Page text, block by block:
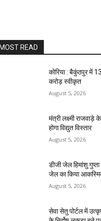
READ
कोरिया : बैकुंठपुर में
करोड़ स्वीकृत
August 5, 2026
मंत्री लक्ष्मी राजवाड़े
होगा विद्युत विस्तार
August 5, 2026
डीजी जेल हिमांशु
जेल का किया
August 5, 2026
सेवा सेतु पोर्टल में